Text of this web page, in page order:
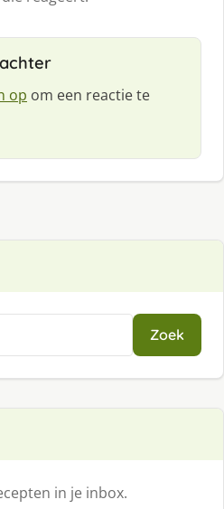
op om een reactie te
Zoek
in je inbox.